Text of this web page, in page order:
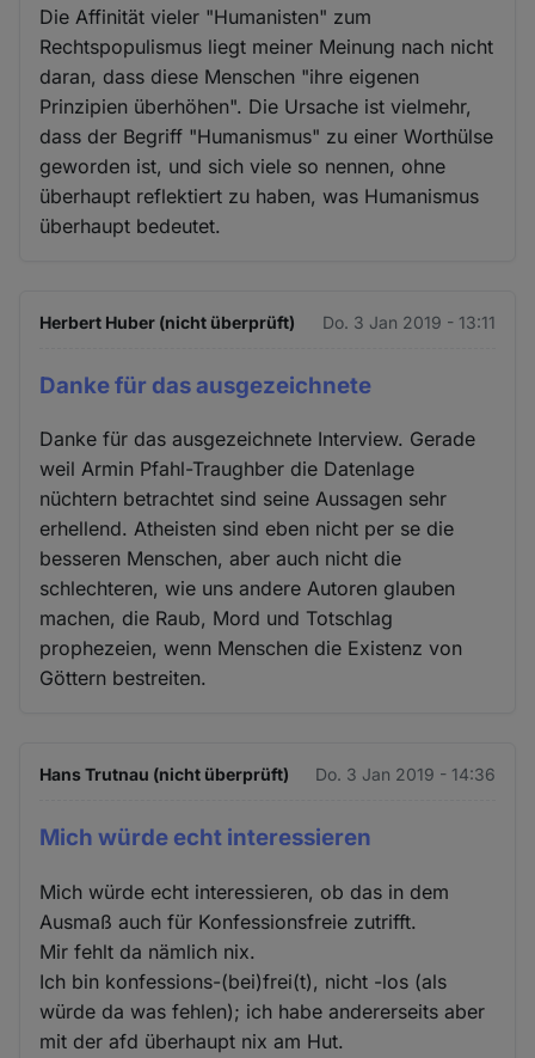
Die Affinität vieler "Humanisten" zum
Rechtspopulismus liegt meiner Meinung nach nicht
daran, dass diese Menschen "ihre eigenen
Prinzipien überhöhen". Die Ursache ist vielmehr,
dass der Begriff "Humanismus" zu einer Worthülse
geworden ist, und sich viele so nennen, ohne
überhaupt reflektiert zu haben, was Humanismus
überhaupt bedeutet.
Herbert Huber (nicht überprüft) Do. 3 Jan 2019 - 13:11
Danke für das ausgezeichnete
Danke für das ausgezeichnete Interview. Gerade
weil Armin Pfahl-Traughber die Datenlage
nüchtern betrachtet sind seine Aussagen sehr
erhellend. Atheisten sind eben nicht per se die
besseren Menschen, aber auch nicht die
schlechteren, wie uns andere Autoren glauben
machen, die Raub, Mord und Totschlag
prophezeien, wenn Menschen die Existenz von
Göttern bestreiten.
Hans Trutnau (nicht überprüft) Do. 3 Jan 2019 - 14:36
Mich würde echt interessieren
Mich würde echt interessieren, ob das in dem
Ausmaß auch für Konfessionsfreie zutrifft.
Mir fehlt da nämlich nix.
Ich bin konfessions-(bei)frei(t), nicht -los (als
würde da was fehlen); ich habe andererseits aber
mit der afd überhaupt nix am Hut.